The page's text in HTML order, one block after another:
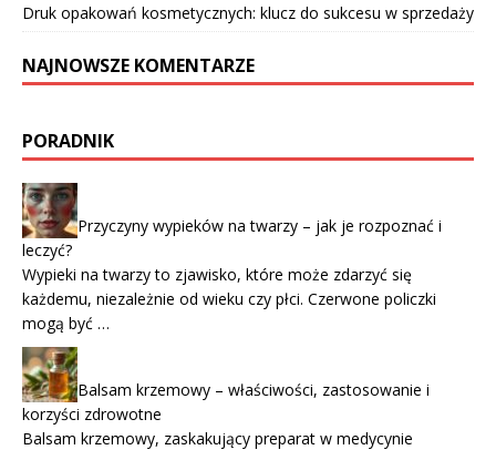
Druk opakowań kosmetycznych: klucz do sukcesu w sprzedaży
NAJNOWSZE KOMENTARZE
PORADNIK
Przyczyny wypieków na twarzy – jak je rozpoznać i
leczyć?
Wypieki na twarzy to zjawisko, które może zdarzyć się
każdemu, niezależnie od wieku czy płci. Czerwone policzki
mogą być …
Balsam krzemowy – właściwości, zastosowanie i
korzyści zdrowotne
Balsam krzemowy, zaskakujący preparat w medycynie